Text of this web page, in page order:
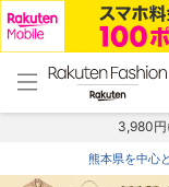
menu home
トップ
3,980円
熊本県を中心